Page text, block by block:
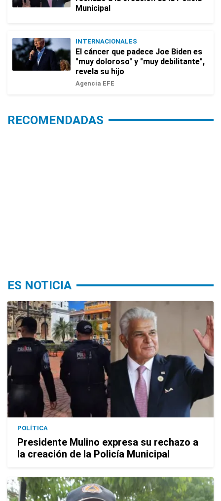
Municipal
INTERNACIONALES
El cáncer que padece Joe Biden es
"muy doloroso" y "muy debilitante",
revela su hijo
Agencia EFE
RECOMENDADAS
ES NOTICIA
POLÍTICA
Presidente Mulino expresa su rechazo a
la creación de la Policía Municipal